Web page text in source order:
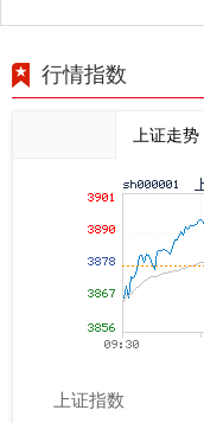
行情指数
上证走势
上证指数